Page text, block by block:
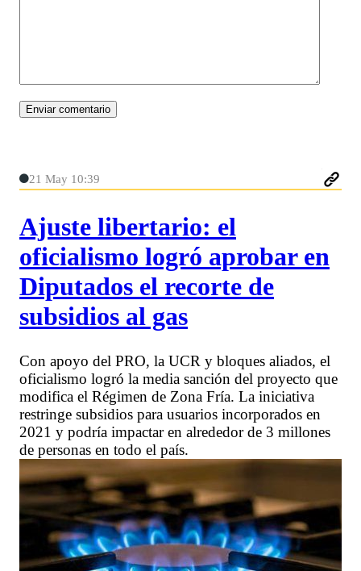
21 May 10:39
Ajuste libertario: el
oficialismo logró aprobar en
Diputados el recorte de
subsidios al gas
Con apoyo del PRO, la UCR y bloques aliados, el
oficialismo logró la media sanción del proyecto que
modifica el Régimen de Zona Fría. La iniciativa
restringe subsidios para usuarios incorporados en
2021 y podría impactar en alrededor de 3 millones
de personas en todo el país.